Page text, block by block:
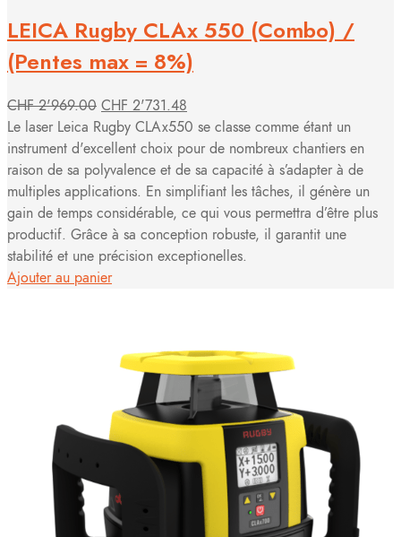
LEICA Rugby CLAx 550 (Combo) /
(Pentes max = 8%)
CHF2'969.00 CHF 2'731.48
Le laser Leica Rugby CLAx550 se classe comme étant un
instrument d'excellent choix pour de nombreux chantiers en
raison de sa polyvalence et de sa capacité à s’adapter à de
multiples applications. En simplifiant les tâches, il génère un
gain de temps considérable, ce qui vous permettra d’être plus
productif. Grâce à sa conception robuste, il garantit une
stabilité et une précision exceptionelles.
Ajouter au panier